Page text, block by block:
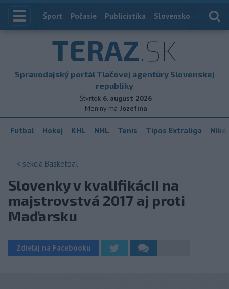
Index
Šport Počasie Publicistika Slovensko
TERAZ.SK
Spravodajský portál Tlačovej agentúry Slovenskej
republiky
Štvrtok 6. august 2026
Meniny má Jozefína
Futbal Hokej KHL NHL Tenis Tipos Extraliga
< sekcia Basketbal
Slovenky v kvalifikácii na
majstrovstvá 2017 aj proti
Maďarsku
Zdieľaj na Facebooku